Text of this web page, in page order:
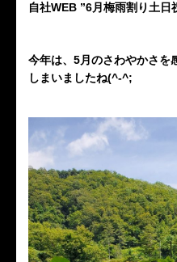
自社WEB ”6月梅雨割り土日
今年は、5月のさわやかさを
しまいましたね(^-^;